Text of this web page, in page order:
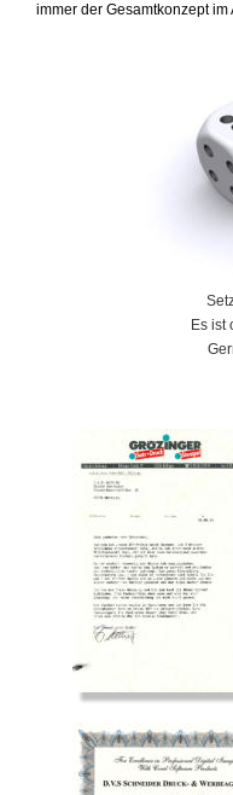
immer der Gesamtkonzept im
Es ist